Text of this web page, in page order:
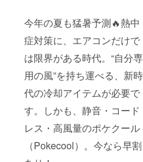
今年の夏も猛暑予測🔥熱中
症対策に、エアコンだけで
は限界がある時代。“自分専
用の風”を持ち運べる、新時
代の冷却アイテムが必要で
す。しかも、静音・コード
レス・高風量のポケクール
（Pokecool）。今なら早割